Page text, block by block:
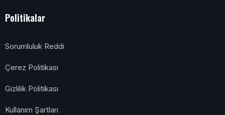
Politikalar
Sorumluluk Reddi
Çerez Politikası
Gizlilik Politikası
Kullanım Şartları